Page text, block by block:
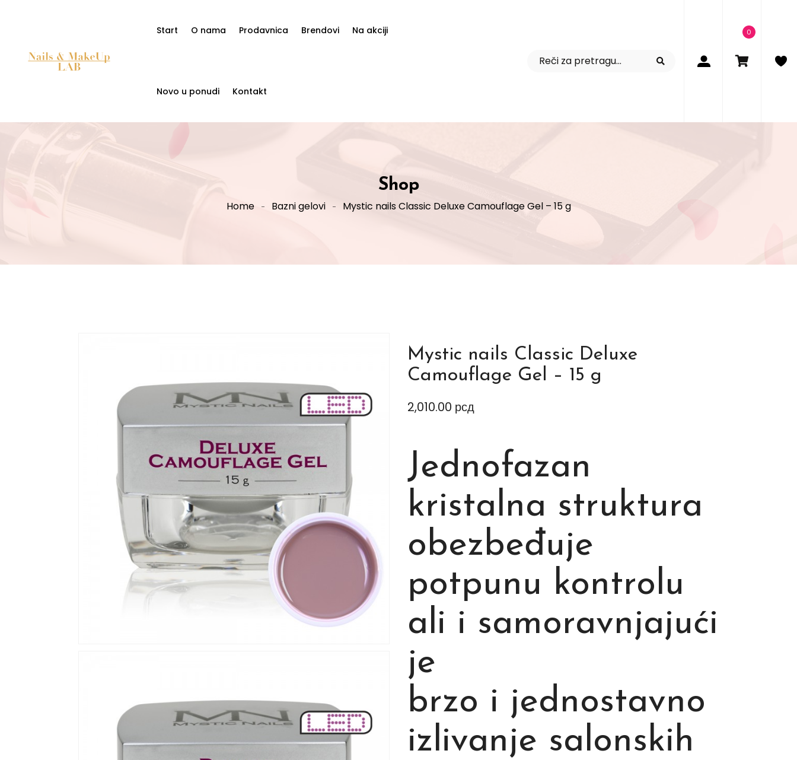
Start O nama Prodavnica Brendovi Na akciji
Novo u ponudi Kontakt
0
Shop
Home Bazni gelovi Mystic nails Classic Deluxe Camouflage Gel – 15 g
Mystic nails Classic Deluxe
Camouflage Gel – 15 g
2,010.00 рсд
Jednofazan
kristalna struktura
obezbeđuje
potpunu kontrolu
ali i samoravnjajući
je
brzo i jednostavno
izlivanje salonskih